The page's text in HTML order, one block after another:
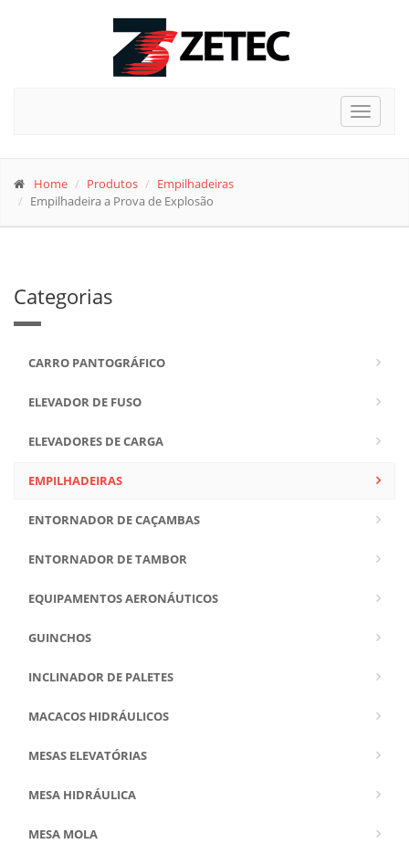
Toggle
Home Produtos
Empilhadeiras
Empilhadeira a Prova de Explosão
Categorias
CARRO PANTOGRÁFICO
ELEVADOR DE FUSO
ELEVADORES DE CARGA
EMPILHADEIRAS
ENTORNADOR DE CAÇAMBAS
ENTORNADOR DE TAMBOR
EQUIPAMENTOS AERONÁUTICOS
GUINCHOS
INCLINADOR DE PALETES
MACACOS HIDRÁULICOS
MESAS ELEVATÓRIAS
MESA HIDRÁULICA
MESA MOLA